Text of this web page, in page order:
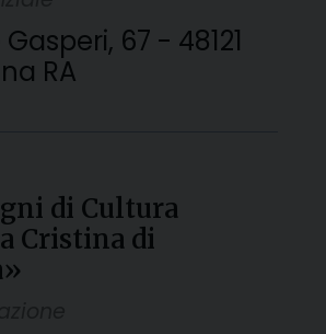
67 - 48121
RA
di Cultura
Cristina di